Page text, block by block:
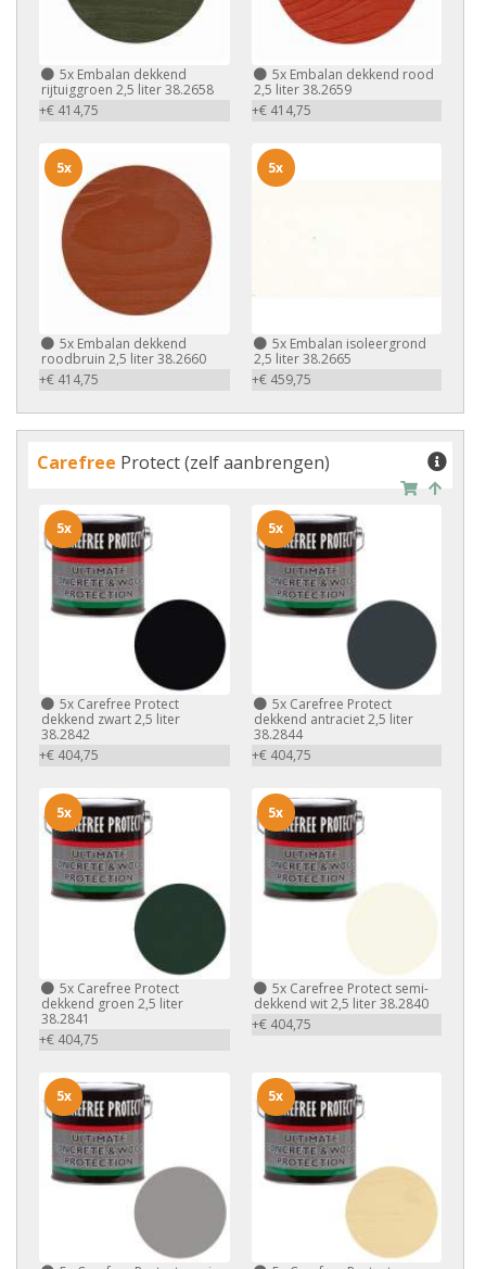
5x Embalan dekkend
rijtuiggroen 2,5 liter 38.2658
+€ 414,75
5xEmbalan dekkend rood
2,5 liter 38.2659
+€ 414,75
5x Embalan dekkend
roodbruin 2,5 liter 38.2660
+€ 414,75
5x
5xEmbalan isoleergrond
2,5 liter 38.2665
+€ 459,75
5x
Carefree Protect (zelf aanbrengen)
5x Carefree Protect
dekkend zwart 2,5 liter
38.2842
+€ 404,75
5x
5xCarefree Protect
dekkend antraciet 2,5 liter
38.2844
+€ 404,75
5x
5x Carefree Protect
dekkend groen 2,5 liter
38.2841
+€ 404,75
5x
5xCarefree Protect semi-
dekkend wit 2,5 liter 38.2840
+€ 404,75
5x
5x 5x